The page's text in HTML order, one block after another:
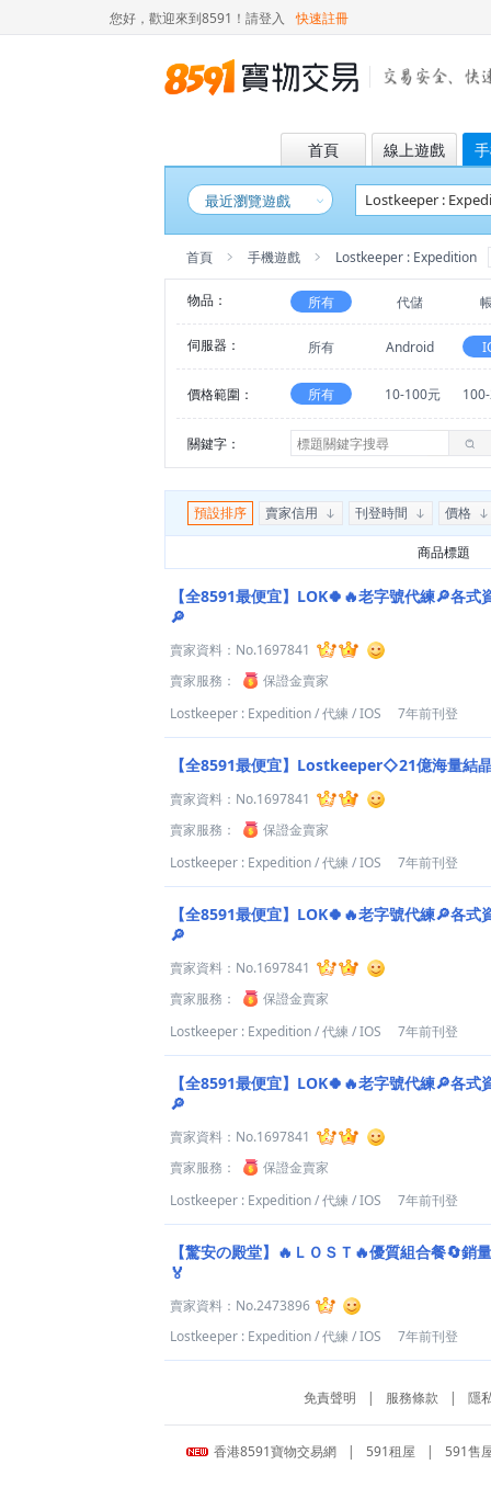
您好，歡迎來到8591！ 請登入 快速註冊
首頁 線上遊戲
最近瀏覽遊戲
首頁 手機遊戲 Lostkeeper : Expedition
物品： 所有 代儲
伺服器： 所有 Android
價格範圍： 所有 10-100元
關鍵字：
預設排序 賣家信用 刊登時間 價格
商品標題
【全8591最便宜】LOK🍀🔥老字號代練🔎各
🔎
賣家資料： No.1697841
賣家服務：
保證金賣家
Lostkeeper : Expedition/代練 /IOS 7年前刊登
【全8591最便宜】Lostkeeper◇21億海量
賣家資料： No.1697841
賣家服務：
保證金賣家
Lostkeeper : Expedition/代練 /IOS 7年前刊登
【全8591最便宜】LOK🍀🔥老字號代練🔎各
🔎
賣家資料： No.1697841
賣家服務：
保證金賣家
Lostkeeper : Expedition/代練 /IOS 7年前刊登
【全8591最便宜】LOK🍀🔥老字號代練🔎各
🔎
賣家資料： No.1697841
賣家服務：
保證金賣家
Lostkeeper : Expedition/代練 /IOS 7年前刊登
【驚安の殿堂】🔥ＬＯＳＴ🔥優質組合餐🔄銷
🏅
賣家資料： No.2473896
Lostkeeper : Expedition/代練 /IOS 7年前刊登
免責聲明 | 服務條款 | 隱
香港8591寶物交易網 | 591租屋 | 591售